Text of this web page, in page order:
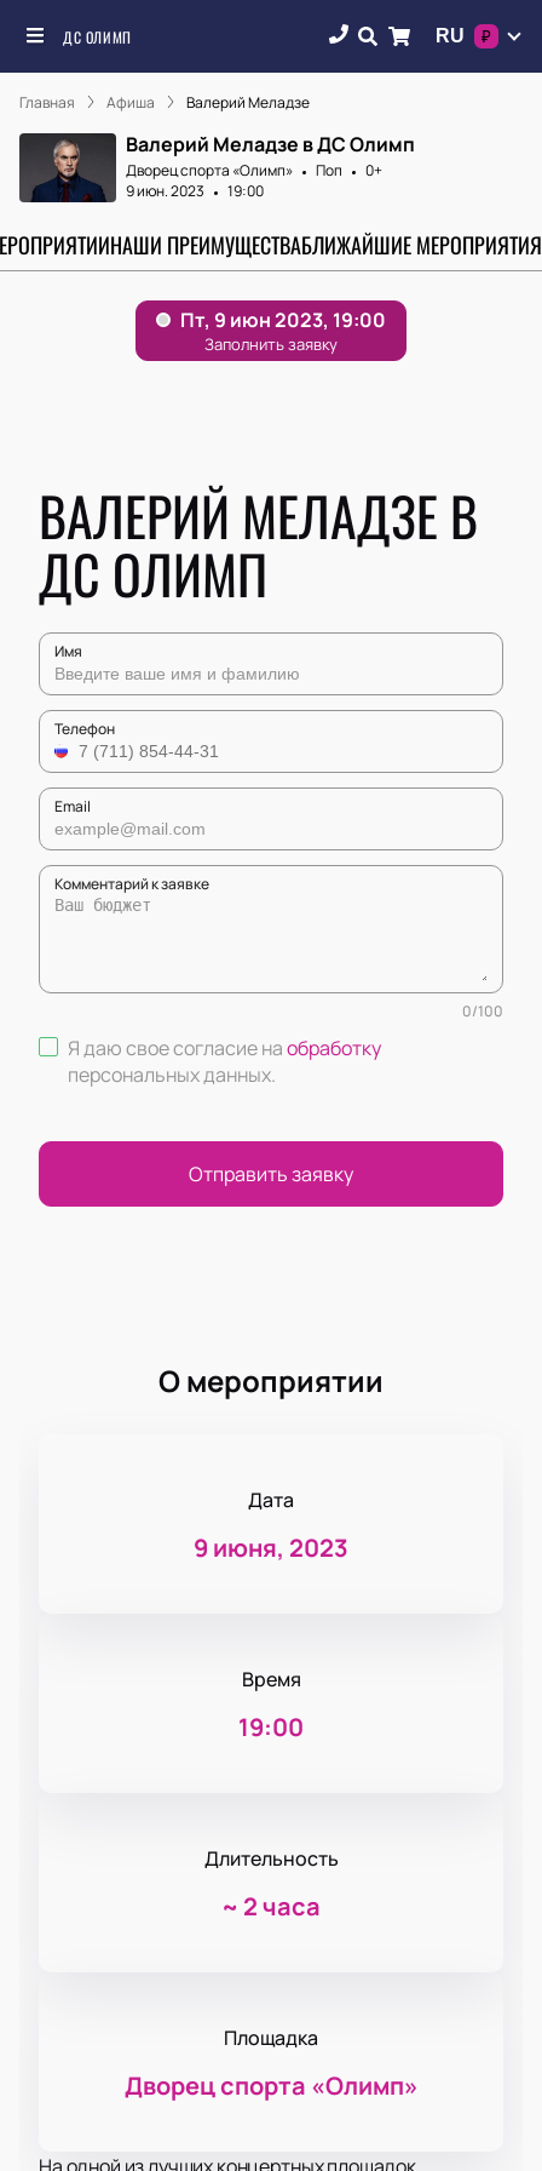
ДС ОЛИМП RU ₽
Главная Афиша Валерий Меладзе
Валерий Меладзе в ДС Олимп
Дворец спорта «‎Олимп» Поп
0+
9 июн. 2023
19:00
НАШИ ПРЕИМУЩЕСТВАБЛИЖАЙШИЕ МЕРОПРИЯТИЯ
ВАЛЕРИЙ МЕЛАДЗЕ В
ДС ОЛИМП
Имя
Телефон
Email
Комментарий к заявке
0/100
Я даю свое согласие наобработку
персональных данных.
Отправить заявку
О мероприятии
Дата
9 июня, 2023
Время
19:00
Длительность
~ 2 часа
Площадка
Дворец спорта «‎Олимп»